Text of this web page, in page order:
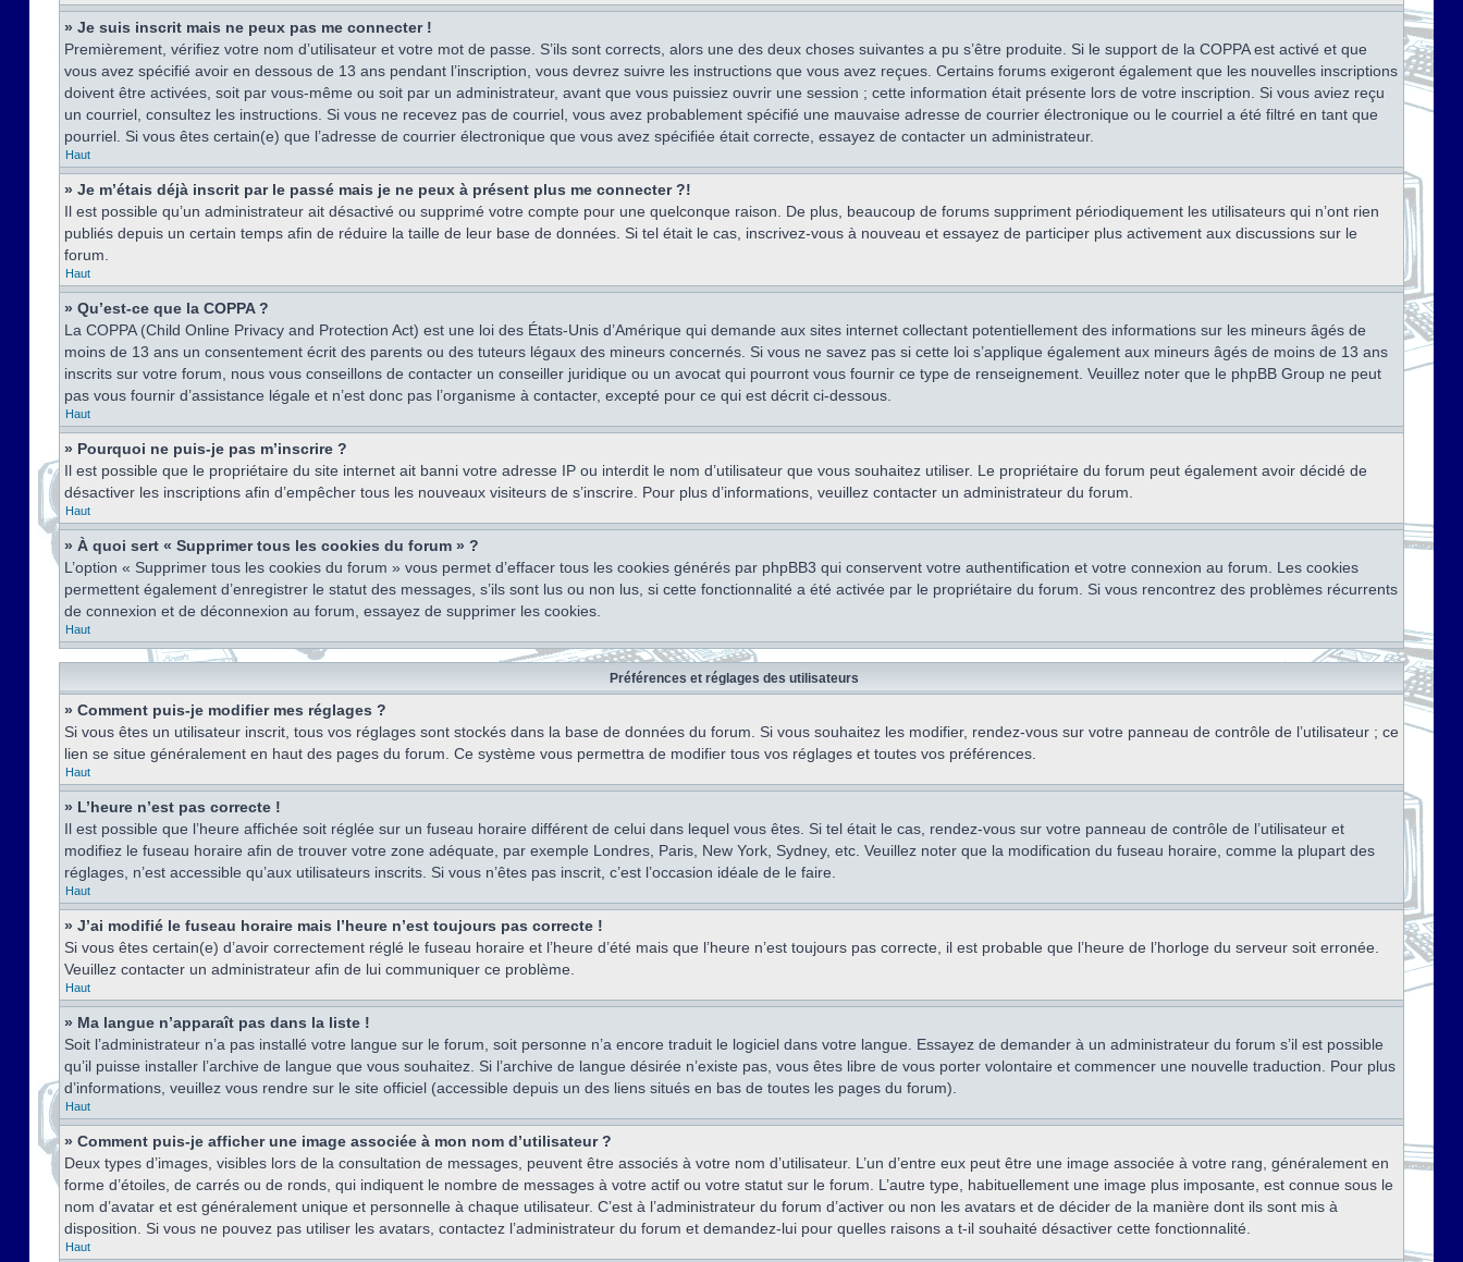
» Je suis inscrit mais ne peux pas me connecter !
Premièrement, vérifiez votre nom d’utilisateur et votre mot de passe. S’ils sont corrects, alors une des deux choses suivantes a pu s’être produite. Si le support de la COPPA est activé et que
vous avez spécifié avoir en dessous de 13 ans pendant l’inscription, vous devrez suivre les instructions que vous avez reçues. Certains forums exigeront également que les nouvelles inscriptions
doivent être activées, soit par vous-même ou soit par un administrateur, avant que vous puissiez ouvrir une session ; cette information était présente lors de votre inscription. Si vous aviez reçu
un courriel, consultez les instructions. Si vous ne recevez pas de courriel, vous avez probablement spécifié une mauvaise adresse de courrier électronique ou le courriel a été filtré en tant que
pourriel. Si vous êtes certain(e) que l’adresse de courrier électronique que vous avez spécifiée était correcte, essayez de contacter un administrateur.
Haut
» Je m’étais déjà inscrit par le passé mais je ne peux à présent plus me connecter ?!
Il est possible qu’un administrateur ait désactivé ou supprimé votre compte pour une quelconque raison. De plus, beaucoup de forums suppriment périodiquement les utilisateurs qui n’ont rien
publiés depuis un certain temps afin de réduire la taille de leur base de données. Si tel était le cas, inscrivez-vous à nouveau et essayez de participer plus activement aux discussions sur le
forum.
Haut
» Qu’est-ce que la COPPA ?
La COPPA (Child Online Privacy and Protection Act) est une loi des États-Unis d’Amérique qui demande aux sites internet collectant potentiellement des informations sur les mineurs âgés de
moins de 13 ans un consentement écrit des parents ou des tuteurs légaux des mineurs concernés. Si vous ne savez pas si cette loi s’applique également aux mineurs âgés de moins de 13 ans
inscrits sur votre forum, nous vous conseillons de contacter un conseiller juridique ou un avocat qui pourront vous fournir ce type de renseignement. Veuillez noter que le phpBB Group ne peut
pas vous fournir d’assistance légale et n’est donc pas l’organisme à contacter, excepté pour ce qui est décrit ci-dessous.
Haut
» Pourquoi ne puis-je pas m’inscrire ?
Il est possible que le propriétaire du site internet ait banni votre adresse IP ou interdit le nom d’utilisateur que vous souhaitez utiliser. Le propriétaire du forum peut également avoir décidé de
désactiver les inscriptions afin d’empêcher tous les nouveaux visiteurs de s’inscrire. Pour plus d’informations, veuillez contacter un administrateur du forum.
Haut
» À quoi sert « Supprimer tous les cookies du forum » ?
L’option « Supprimer tous les cookies du forum » vous permet d’effacer tous les cookies générés par phpBB3 qui conservent votre authentification et votre connexion au forum. Les cookies
permettent également d’enregistrer le statut des messages, s’ils sont lus ou non lus, si cette fonctionnalité a été activée par le propriétaire du forum. Si vous rencontrez des problèmes récurrents
de connexion et de déconnexion au forum, essayez de supprimer les cookies.
Haut
Préférences et réglages des utilisateurs
» Comment puis-je modifier mes réglages ?
Si vous êtes un utilisateur inscrit, tous vos réglages sont stockés dans la base de données du forum. Si vous souhaitez les modifier, rendez-vous sur votre panneau de contrôle de l’utilisateur ; ce
lien se situe généralement en haut des pages du forum. Ce système vous permettra de modifier tous vos réglages et toutes vos préférences.
Haut
» L’heure n’est pas correcte !
Il est possible que l’heure affichée soit réglée sur un fuseau horaire différent de celui dans lequel vous êtes. Si tel était le cas, rendez-vous sur votre panneau de contrôle de l’utilisateur et
modifiez le fuseau horaire afin de trouver votre zone adéquate, par exemple Londres, Paris, New York, Sydney, etc. Veuillez noter que la modification du fuseau horaire, comme la plupart des
réglages, n’est accessible qu’aux utilisateurs inscrits. Si vous n’êtes pas inscrit, c’est l’occasion idéale de le faire.
Haut
» J’ai modifié le fuseau horaire mais l’heure n’est toujours pas correcte !
Si vous êtes certain(e) d’avoir correctement réglé le fuseau horaire et l’heure d’été mais que l’heure n’est toujours pas correcte, il est probable que l’heure de l’horloge du serveur soit erronée.
Veuillez contacter un administrateur afin de lui communiquer ce problème.
Haut
» Ma langue n’apparaît pas dans la liste !
Soit l’administrateur n’a pas installé votre langue sur le forum, soit personne n’a encore traduit le logiciel dans votre langue. Essayez de demander à un administrateur du forum s’il est possible
qu’il puisse installer l’archive de langue que vous souhaitez. Si l’archive de langue désirée n’existe pas, vous êtes libre de vous porter volontaire et commencer une nouvelle traduction. Pour plus
d’informations, veuillez vous rendre sur le site officiel (accessible depuis un des liens situés en bas de toutes les pages du forum).
Haut
» Comment puis-je afficher une image associée à mon nom d’utilisateur ?
Deux types d’images, visibles lors de la consultation de messages, peuvent être associés à votre nom d’utilisateur. L’un d’entre eux peut être une image associée à votre rang, généralement en
forme d’étoiles, de carrés ou de ronds, qui indiquent le nombre de messages à votre actif ou votre statut sur le forum. L’autre type, habituellement une image plus imposante, est connue sous le
nom d’avatar et est généralement unique et personnelle à chaque utilisateur. C’est à l’administrateur du forum d’activer ou non les avatars et de décider de la manière dont ils sont mis à
disposition. Si vous ne pouvez pas utiliser les avatars, contactez l’administrateur du forum et demandez-lui pour quelles raisons a t-il souhaité désactiver cette fonctionnalité.
Haut